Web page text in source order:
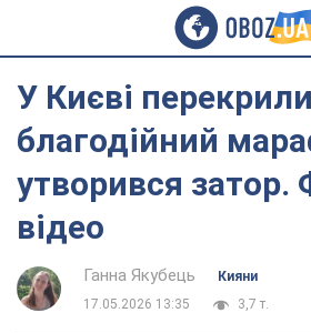
У Києві
благодійний
утворився затор.
відео
Ганна Якубець
Кияни
17.05.2026 13:35
3,7 т.